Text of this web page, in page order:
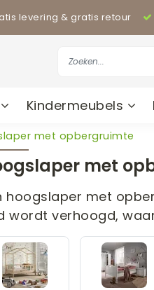
levering & gratis retour
Kindermeubels
met opbergruimte
met
hoogslaper met
wordt verhoogd,